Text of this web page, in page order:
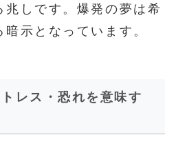
兆しです。爆発の夢は希
示となっています。
レス・恐れを意味す